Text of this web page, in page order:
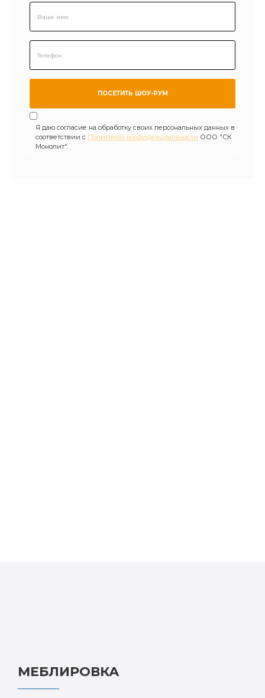
Я даю согласие на обработку своих персональных данных в
соответствии с Политикой конфиденциальности ООО "СК
Монолит".
МЕБЛИРОВКА